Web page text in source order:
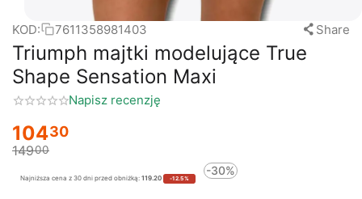
KOD: 7611358981403 Share
Triumph majtki modelujące True
Shape Sensation Maxi
Napisz recenzję
10430
14900
Najniższa cena z 30 dni przed obniżką: 119.20 -12.5%
-30%